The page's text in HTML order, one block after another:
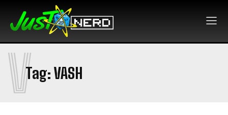
Tag:VASH
V